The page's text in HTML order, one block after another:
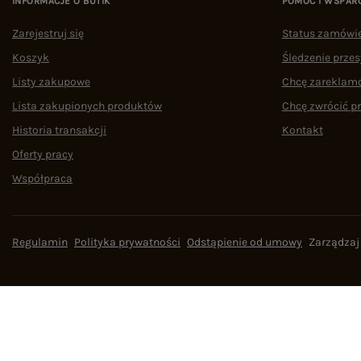
Zarejestruj się
Koszyk
Listy zakupowe
Lista zakupionych produktów
Historia transakcji
Oferty pracy
Współpraca
Status
Śledzenie
Chcę
Chcę zwrócić
Kontakt
Regulamin Polityka prywatności Odstąpienie od umowy